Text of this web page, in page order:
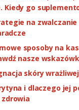
Kiedy go
na
sposoby na
nasze
skóry wrażliwej
i dlaczego jej